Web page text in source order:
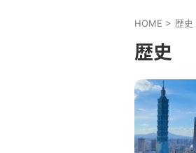
HOME > 歴史
歴史